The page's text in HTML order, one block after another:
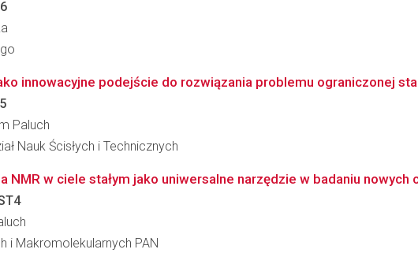
innowacyjne podejście do rozwiązania problemu ograniczonej
Paluch
Nauk Ścisłych i Technicznych
NMR w ciele stałym jako uniwersalne narzędzie w badaniu nowych
i Makromolekularnych PAN